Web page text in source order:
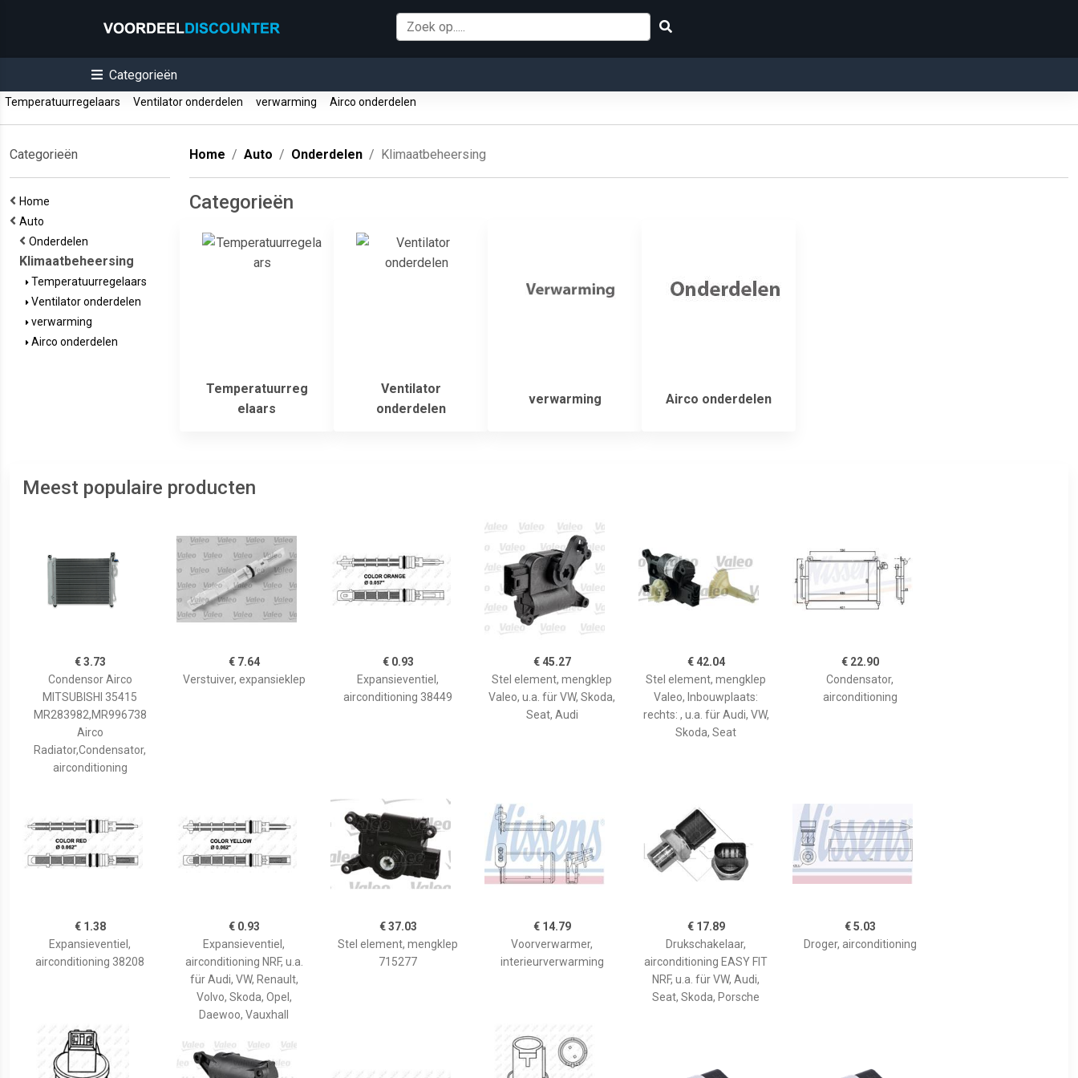
Categorieën
Temperatuurregelaars Ventilator onderdelen verwarming Airco onderdelen
Categorieën
Home
Auto
Onderdelen
Klimaatbeheersing
Temperatuurregelaars
Ventilator onderdelen
verwarming
Airco onderdelen
Home Auto Onderdelen Klimaatbeheersing
Categorieën
Temperatuurreg
elaars
Ventilator
onderdelen
verwarming Airco onderdelen
Meest populaire producten
€ 3.73
Condensor Airco
MITSUBISHI 35415
MR283982,MR996738
Airco
Radiator,Condensator,
airconditioning
€ 7.64
Verstuiver, expansieklep
€ 0.93
Expansieventiel,
airconditioning 38449
€ 45.27
Stel element, mengklep
Valeo, u.a. für VW, Skoda,
Seat, Audi
€ 42.04
Stel element, mengklep
Valeo, Inbouwplaats:
rechts: , u.a. für Audi, VW,
Skoda, Seat
€ 22.90
Condensator,
airconditioning
€ 1.38
Expansieventiel,
airconditioning 38208
€ 0.93
Expansieventiel,
airconditioning NRF, u.a.
für Audi, VW, Renault,
Volvo, Skoda, Opel,
Daewoo, Vauxhall
€ 37.03
Stel element, mengklep
715277
€ 14.79
Voorverwarmer,
interieurverwarming
€ 17.89
Drukschakelaar,
airconditioning EASY FIT
NRF, u.a. für VW, Audi,
Seat, Skoda, Porsche
€ 5.03
Droger, airconditioning